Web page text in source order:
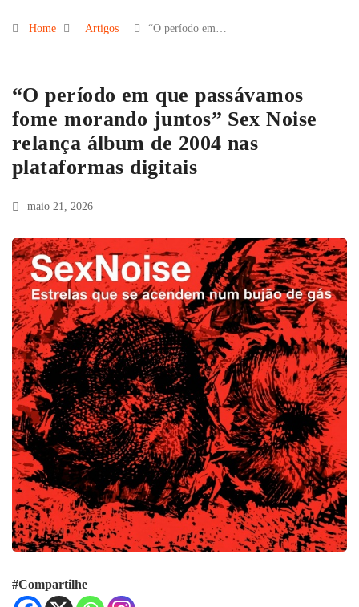
Home Artigos “O período em…
“O período em que passávamos
fome morando juntos” Sex Noise
relança álbum de 2004 nas
plataformas digitais
maio 21, 2026
#Compartilhe